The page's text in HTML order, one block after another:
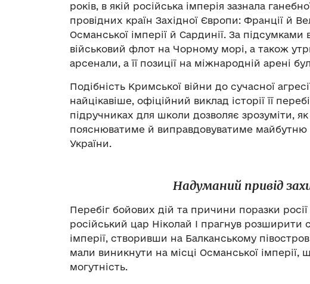
років, в якій російська імперія зазнала
провідних країн Західної Європи: Франції й
Османської імперії й Сардинії. За
військовий флот на Чорному морі, а також
арсенали, а її позиції на міжнародній арені
Подібність Кримської війни до сучасної
найцікавіше, офіційний виклад історії її
підручниках для школи дозволяє зрозуміти,
пояснюватиме й виправдовуватиме майбутню
України.
Надуманий привід
Перебіг бойових дій та причини поразки росії
російський цар Ніколай І прагнув розширити
імперії, створивши на Балканському
мали виникнути на місці Османської
могутність.